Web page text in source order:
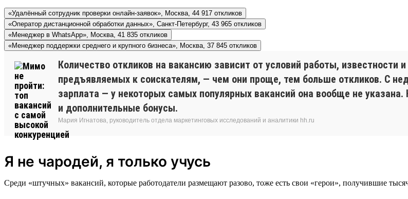
«Удалённый сотрудник проверки онлайн-заявок», Москва, 44 917 откликов
«Оператор дистанционной обработки данных», Санкт-Петербург, 43 965 откликов
«Менеджер в WhatsApp», Москва, 41 835 откликов
«Менеджер поддержки среднего и крупного бизнеса», Москва, 37 845 откликов
Количество откликов на вакансию зависит от условий работы, известности
предъявляемых к соискателям, — чем они проще, тем больше откликов. С
зарплата — у некоторых самых популярных вакансий она вообще не
и дополнительные бонусы.
Мария Игнатова, руководитель отдела маркетинговых исследований и аналитики hh.ru
Я не чародей, я только учусь
Среди «штучных» вакансий, которые работодатели размещают разово, тоже есть свои «герои», получившие